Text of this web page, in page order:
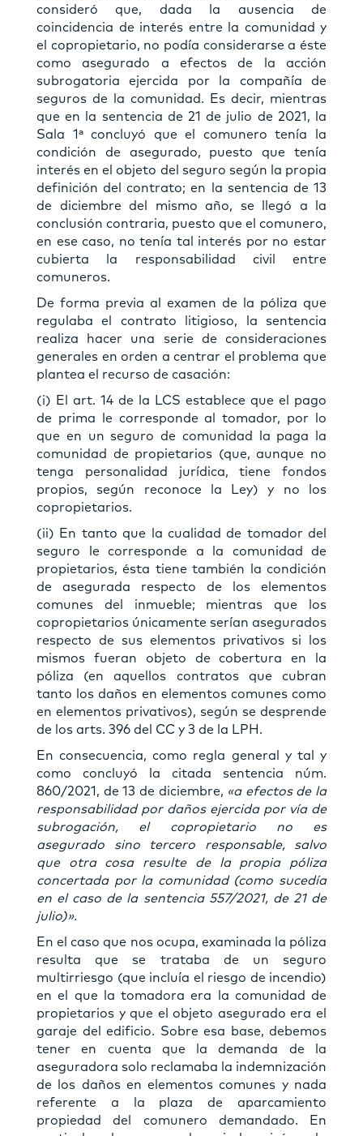
consideró que, dada la ausencia de
coincidencia de interés entre la comunidad y
el copropietario, no podía considerarse a éste
como asegurado a efectos de la acción
subrogatoria ejercida por la compañía de
seguros de la comunidad. Es decir, mientras
que en la sentencia de 21 de julio de 2021, la
Sala 1ª concluyó que el comunero tenía la
condición de asegurado, puesto que tenía
interés en el objeto del seguro según la propia
definición del contrato; en la sentencia de 13
de diciembre del mismo año, se llegó a la
conclusión contraria, puesto que el comunero,
en ese caso, no tenía tal interés por no estar
cubierta la responsabilidad civil entre
comuneros.
De forma previa al examen de la póliza que
regulaba el contrato litigioso, la sentencia
realiza hacer una serie de consideraciones
generales en orden a centrar el problema que
plantea el recurso de casación:
(i) El art. 14 de la LCS establece que el pago
de prima le corresponde al tomador, por lo
que en un seguro de comunidad la paga la
comunidad de propietarios (que, aunque no
tenga personalidad jurídica, tiene fondos
propios, según reconoce la Ley) y no los
copropietarios.
(ii) En tanto que la cualidad de tomador del
seguro le corresponde a la comunidad de
propietarios, ésta tiene también la condición
de asegurada respecto de los elementos
comunes del inmueble; mientras que los
copropietarios únicamente serían asegurados
respecto de sus elementos privativos si los
mismos fueran objeto de cobertura en la
póliza (en aquellos contratos que cubran
tanto los daños en elementos comunes como
en elementos privativos), según se desprende
de los arts. 396 del CC y 3 de la LPH.
En consecuencia, como regla general y tal y
como concluyó la citada sentencia núm.
860/2021, de 13 de diciembre, «a efectos de la
responsabilidad por daños ejercida por vía de
subrogación, el copropietario no es
asegurado sino tercero responsable, salvo
que otra cosa resulte de la propia póliza
concertada por la comunidad (como sucedía
en el caso de la sentencia 557/2021, de 21 de
julio)».
En el caso que nos ocupa, examinada la póliza
resulta que se trataba de un seguro
multirriesgo (que incluía el riesgo de incendio)
en el que la tomadora era la comunidad de
propietarios y que el objeto asegurado era el
garaje del edificio. Sobre esa base, debemos
tener en cuenta que la demanda de la
aseguradora solo reclamaba la indemnización
de los daños en elementos comunes y nada
referente a la plaza de aparcamiento
propiedad del comunero demandado. En